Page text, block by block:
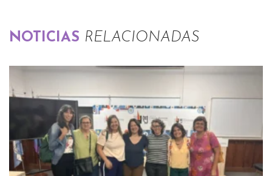
NOTICIAS RELACIONADAS